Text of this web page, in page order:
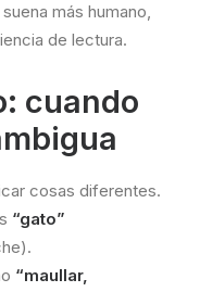
más humano,
de lectura.
cuando
cosas diferentes.
“gato”
“maullar,